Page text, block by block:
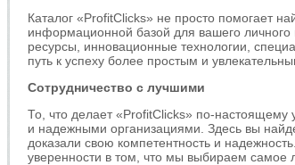
Каталог «ProfitClicks» не просто помогает
информационной базой для вашего
ресурсы, инновационные технологии,
путь к успеху более простым и
Сотрудничество с лучшими
То, что делает «ProfitClicks» по-настоящему
и надежными организациями. Здесь вы
доказали свою компетентность и
уверенности в том, что мы выбираем самое